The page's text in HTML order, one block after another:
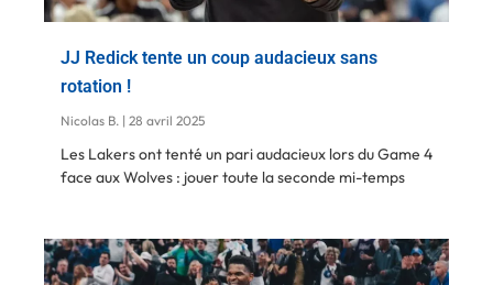
JJ Redick tente un coup audacieux sans
rotation !
Nicolas B. 28 avril 2025
Les Lakers ont tenté un pari audacieux lors du Game 4
face aux Wolves : jouer toute la seconde mi-temps